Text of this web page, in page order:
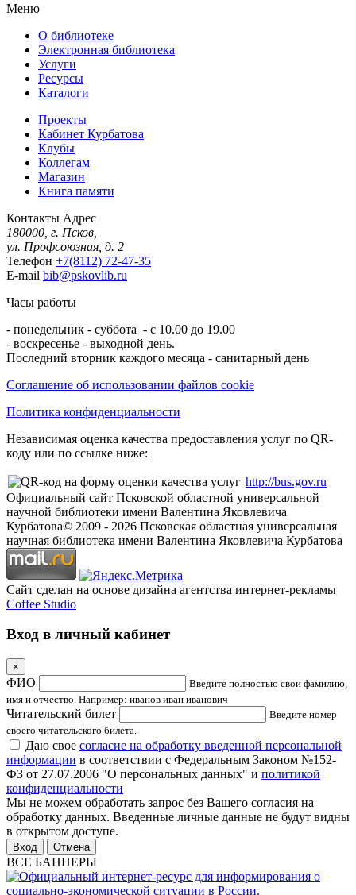
Меню
О библиотеке
Электронная библиотека
Услуги
Ресурсы
Каталоги
Проекты
Кабинет Курбатова
Клубы
Коллегам
Магазин
Книга памяти
Контакты Адрес
180000, г. Псков,
ул. Профсоюзная, д. 2
Телефон +7(8112) 72-47-35
E-mail bib@pskovlib.ru
Часы работы
- понедельник - суббота - с 10.00 до 19.00
- воскресенье - выходной день.
Последний вторник каждого месяца - санитарный день
Соглашение об использовании файлов cookie
Политика конфиденциальности
Независимая оценка качества предоставления услуг по QR-
коду или по ссылке ниже:
http://bus.gov.ru
Официальный сайт Псковской областной универсальной
научной библиотеки имени Валентина Яковлевича
Курбатова© 2009 - 2026 Псковская областная универсальная
научная библиотека имени Валентина Яковлевича Курбатова
Сайт сделан на основе дизайна агентства интернет-рекламы
Coffee Studio
Вход в личный кабинет
×
ФИО
Введите полностью свои фамилию,
имя и отчество. Например: иванов иван иванович
Читательский билет
Введите номер
своего читательского билета.
Даю свое согласие на обработку введенной персональной
информации в соответствии с Федеральным Законом №152-
ФЗ от 27.07.2006 "О персональных данных" и политикой
конфиденциальности
Мы не можем обработать запрос без Вашего согласия на
обработку данных. Введенные личные данные не будут видны
в открытом доступе.
Отмена
ВСЕ БАННЕРЫ